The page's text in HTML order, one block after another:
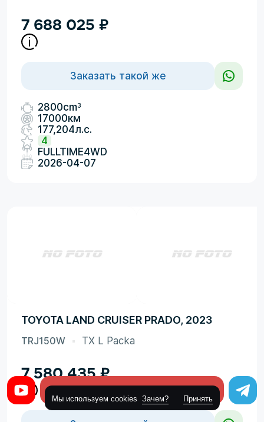
7 688 025 ₽
Заказать такой же
2800cm3
17000км
177,204л.с.
4
FULLTIME4WD
2026-04-07
TOYOTA LAND CRUISER PRADO, 2023
TRJ150W TX L Packa
7 580 435₽
Мы используем cookies Зачем? Принять